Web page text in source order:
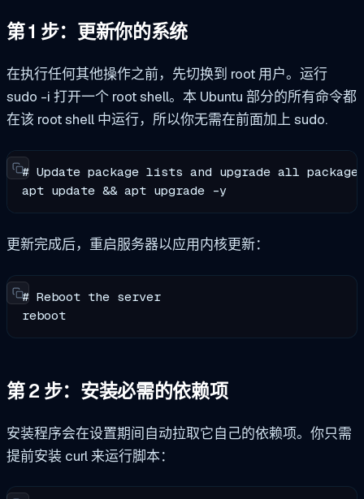
第 1 步：更新你的系统
在执行任何其他操作之前，先切换到 root 用户。运行
sudo -i 打开一个 root shell。本 Ubuntu 部分的所有命令都
在该 root shell 中运行，所以你无需在前面加上 sudo.
# Update package lists and upgrade all
apt update && apt upgrade -y
更新完成后，重启服务器以应用内核更新：
# Reboot the server
reboot
第 2 步：安装必需的依赖项
安装程序会在设置期间自动拉取它自己的依赖项。你只需
提前安装 curl来运行脚本：